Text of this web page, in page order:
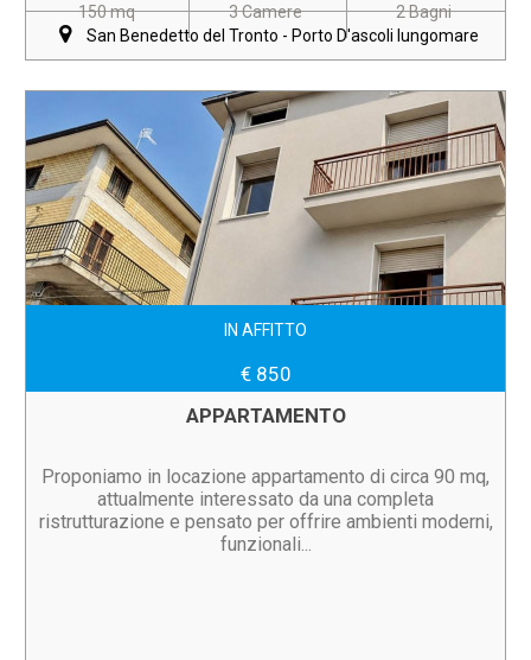
150 mq 3 Camere
2 Bagni
San Benedetto del Tronto - Porto D'ascoli lungomare
IN AFFITTO
€ 850
APPARTAMENTO
Proponiamo in locazione appartamento di circa 90 mq,
attualmente interessato da una completa
ristrutturazione e pensato per offrire ambienti moderni,
funzionali...